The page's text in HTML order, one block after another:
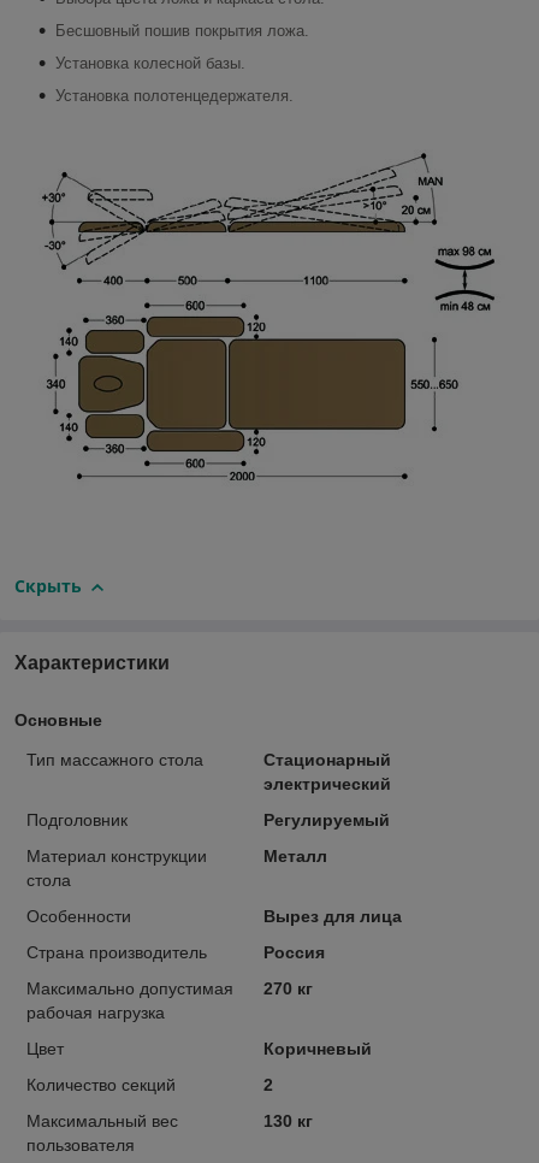
Бесшовный пошив покрытия ложа.
Установка колесной базы.
Установка полотенцедержателя.
Скрыть
Характеристики
Основные
Тип массажного стола
Стационарный
электрический
Подголовник
Регулируемый
Материал конструкции
стола
Металл
Особенности
Вырез для лица
Страна производитель
Россия
Максимально допустимая
рабочая нагрузка
270 кг
Цвет
Коричневый
Количество секций
2
Максимальный вес
пользователя
130 кг